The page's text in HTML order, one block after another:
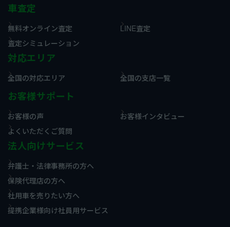
車査定
無料オンライン査定
LINE査定
査定シミュレーション
対応エリア
全国の対応エリア 全国の支店一覧
お客様サポート
お客様の声
お客様インタビュー
よくいただくご質問
法人向けサービス
弁護士・法律事務所の方へ
保険代理店の方へ
社用車を売りたい方へ
提携企業様向け社員用サービス